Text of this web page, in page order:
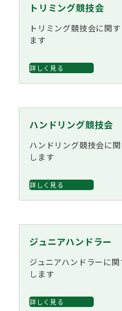
トリミング競技会
トリミング競技会に関
ます
詳しく見る
ハンドリング競技会
ハンドリング競技会に
します
詳しく見る
ジュニアハンドラー
ジュニアハンドラーに
します
詳しく見る